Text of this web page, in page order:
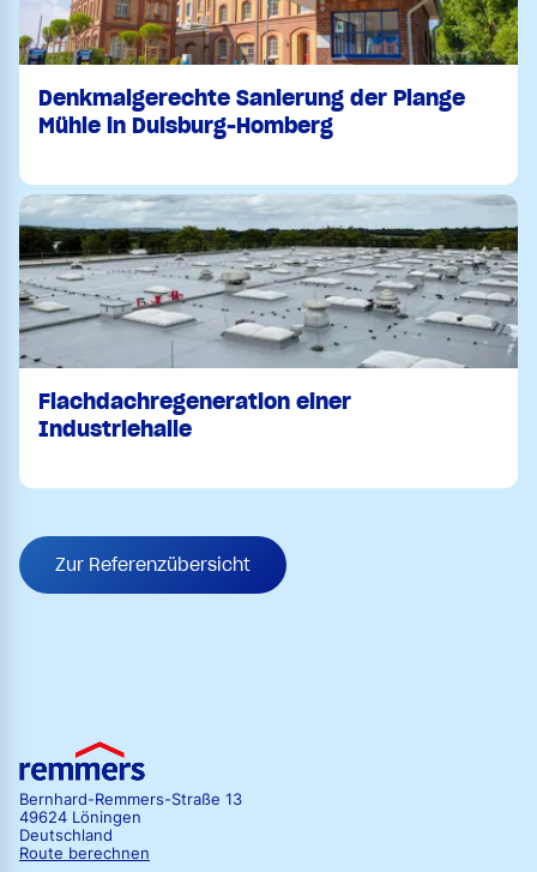
Denkmalgerechte Sanierung der Plange
Mühle in Duisburg-Homberg
Flachdachregeneration einer
Industriehalle
Zur Referenzübersicht
Bernhard-Remmers-Straße 13
49624 Löningen
Deutschland
Route berechnen